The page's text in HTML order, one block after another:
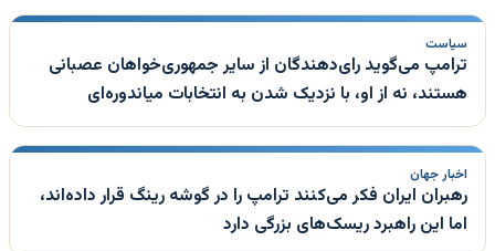
سیاست
ترامپ می‌گوید رای‌دهندگان از سایر جمهوری‌خواهان عصبانی
هستند، نه از او، با نزدیک شدن به انتخابات میاندوره‌ای
اخبار جهان
رهبران ایران فکر می‌کنند ترامپ را در گوشه رینگ قرار داده‌اند،
اما این راهبرد ریسک‌های بزرگی دارد